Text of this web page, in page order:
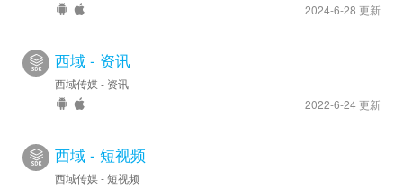
2024-6-28 更新
西域 - 资讯
西域传媒 - 资讯
2022-6-24 更新
西域 - 短视频
西域传媒 - 短视频